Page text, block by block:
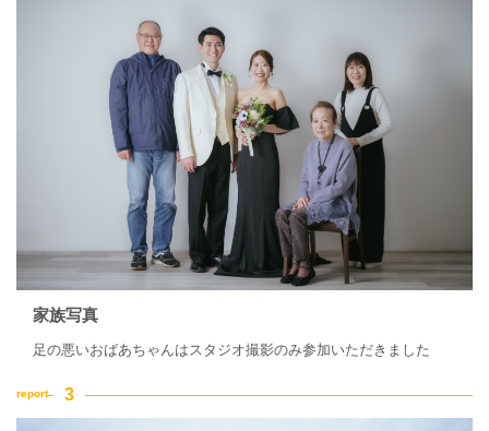
家族写真
足の悪いおばあちゃんはスタジオ撮影のみ参加いただきました